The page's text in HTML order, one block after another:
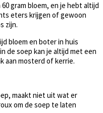
gram bloem, en je hebt altijd
eters krijgen of gewoon
zijn.
bloem en boter in huis
de soep kan je altijd met een
aan mosterd of kerrie.
maakt niet uit wat er
om de soep te laten